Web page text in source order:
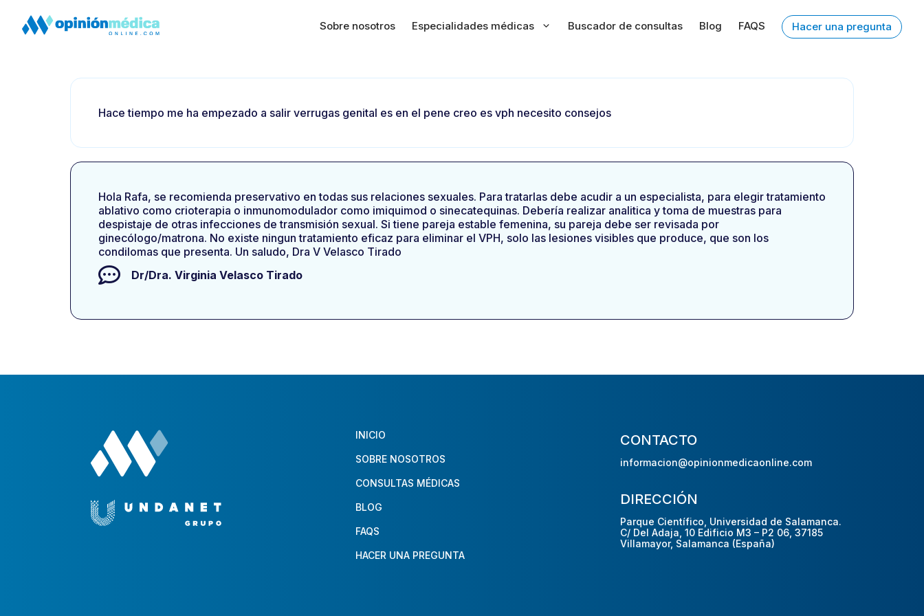
Sobre nosotros Especialidades médicas Buscador de consultas Blog FAQS Hacer una pregunta
Hace tiempo me ha empezado a salir verrugas genital es en el pene creo es vph necesito consejos
Hola Rafa, se recomienda preservativo en todas sus relaciones sexuales. Para tratarlas debe acudir a un especialista, para elegir tratamiento
ablativo como crioterapia o inmunomodulador como imiquimod o sinecatequinas. Debería realizar analitica y toma de muestras para
despistaje de otras infecciones de transmisión sexual. Si tiene pareja estable femenina, su pareja debe ser revisada por
ginecólogo/matrona. No existe ningun tratamiento eficaz para eliminar el VPH, solo las lesiones visibles que produce, que son los
condilomas que presenta. Un saludo, Dra V Velasco Tirado
Dr/Dra. Virginia Velasco Tirado
INICIO
SOBRE NOSOTROS
CONSULTAS MÉDICAS
BLOG
FAQS
HACER UNA PREGUNTA
CONTACTO
informacion@opinionmedicaonline.com
DIRECCIÓN
Parque Científico, Universidad de Salamanca.
C/ Del Adaja, 10 Edificio M3 – P2 06, 37185
Villamayor, Salamanca (España)